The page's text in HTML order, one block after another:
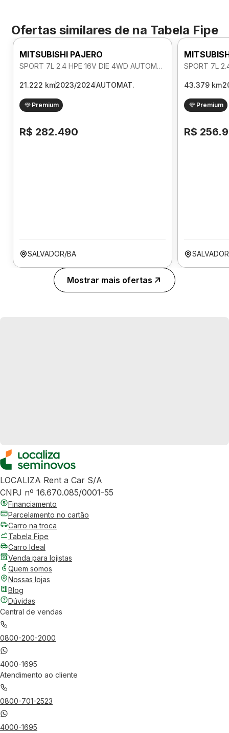
Ofertas similares de na Tabela Fipe
MITSUBISHI PAJERO
SPORT 7L 2.4 HPE 16V DIE 4WD AUTOMATICO
21.222 km2023/2024AUTOMAT.
Premium
R$ 282.490
SALVADOR/BA
43.379 km
Premium
R$
Mostrar mais ofertas
LOCALIZA Rent a Car S/A
CNPJ nº 16.670.085/0001-55
Financiamento
Parcelamento no cartão
Carro na troca
Tabela Fipe
Carro Ideal
Venda para lojistas
Quem somos
Nossas lojas
Blog
Dúvidas
Central de vendas
0800-200-2000
4000-1695
Atendimento ao cliente
0800-701-2523
4000-1695